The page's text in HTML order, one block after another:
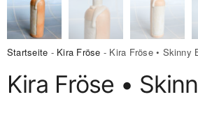
Startseite - Kira Fröse - Kira Fröse • Skinny
Kira Fröse •